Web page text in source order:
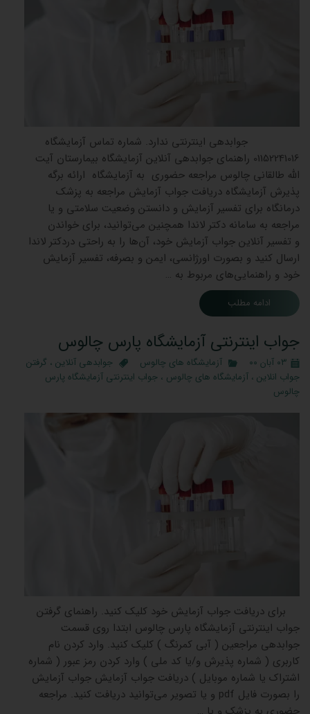
جوابدهی اینترنتی ندارد. شماره تماس آزمایشگاه
01152241016 راهنمای جوابدهی آنلاین آزمایشگاه بیمارستان آیت
الله طالقانی چالوس مراجعه حضوری به آزمایشگاه ارائه برگه
پذیرش آزمایشگاه دریافت جواب آزمایش مراجعه به پزشک
درمانگاه برای تفسیر آزمایش و دانستن وضعیت سلامتی و یا
مراجعه به سامانه دکتر لاندا همچنین می‌توانید، برای خواندن
و تفسیر آنلاین جواب آزمایش خود، آن‌ها را به راحتی دردکتر لاندا
ارسال کنید و بصورت اورژانسی، ایمن و بصرفه، تفسیر آزمایش
خود و راهنمایی‌های مربوط به …
ادامه مطلب
جواب اینترنتی آزمایشگاه پارس چالوس
۰۳ آبان ۰۰ آزمایشگاه های چالوس جوابدهی آنلاین ، گرفتن
جواب انلاین ، آزمایشگاه های چالوس ، جواب اینترنتی آزمایشگاه پارس
چالوس
برای دریافت جواب آزمایش خود کلیک کنید. راهنمای گرفتن
جواب اینترنتی آزمایشگاه پارس چالوس ابتدا روی قسمت
جوابدهی مراجعین ( آبی کمرنگ ) کلیک کنید. وارد کردن نام
کاربری ( شماره پذیرش و/یا کد ملی ) وارد کردن رمز عبور ( شماره
اشتراک یا شماره موبایل ) دریافت جواب آزمایش جواب آزمایش
را بصورت فایل pdf و یا تصویر می‌توانید دریافت کنید. مراجعه